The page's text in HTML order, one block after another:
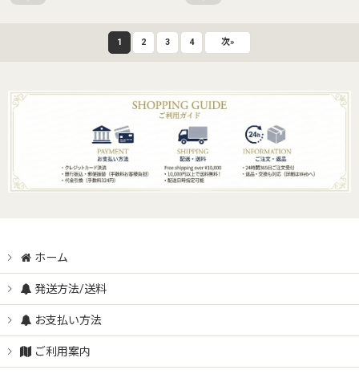
1 2 3 4 次»
ホーム
発送方法/送料
お支払い方法
ご利用案内